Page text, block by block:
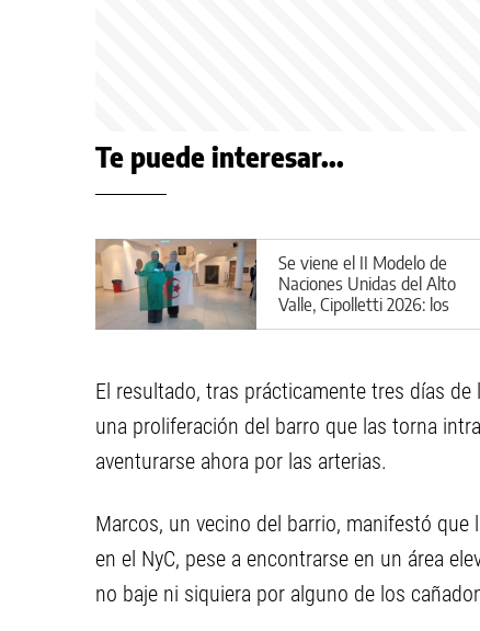
Te puede interesar...
Se viene el II Modelo de
Naciones Unidas del Alto
Valle, Cipolletti 2026: los
detalles
El resultado, tras prácticamente tres días
una proliferación del barro que las torna
aventurarse ahora por las arterias.
Marcos, un vecino del barrio, manifestó
en el NyC, pese a encontrarse en un área
no baje ni siquiera por alguno de los